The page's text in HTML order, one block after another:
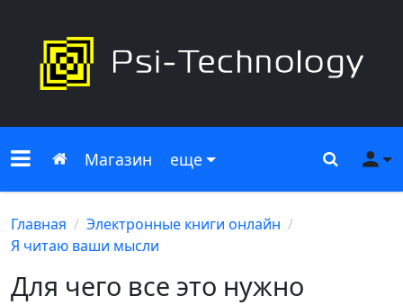
Меню сайта
Главная
Магазин еще Поиск
Главная
Электронные книги онлайн
Я читаю ваши мысли
Для чего все это нужно